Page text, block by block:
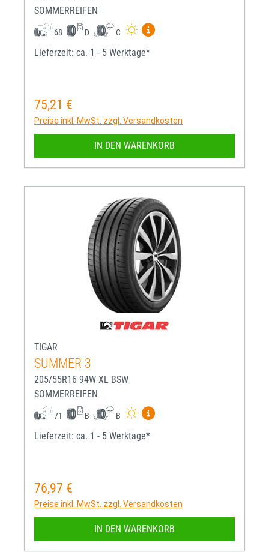
SOMMERREIFEN
68 D C
Mehr Informationen zum
Lieferzeit: ca. 1 - 5 Werktage*
Regulärer Preis:
75,21 €
Preise inkl. MwSt. zzgl. Versandkosten
IN DEN WARENKORB
TIGAR
SUMMER 3
205/55R16 94W XL BSW
SOMMERREIFEN
71 B B
Mehr Informationen zum
Lieferzeit: ca. 1 - 5 Werktage*
Regulärer Preis:
76,97 €
Preise inkl. MwSt. zzgl. Versandkosten
IN DEN WARENKORB